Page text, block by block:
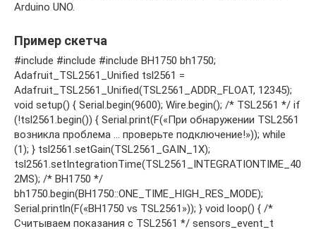
Arduino UNO.
Пример скетча
#include #include #include BH1750 bh1750;
Adafruit_TSL2561_Unified tsl2561 =
Adafruit_TSL2561_Unified(TSL2561_ADDR_FLOAT, 12345);
void setup() { Serial.begin(9600); Wire.begin(); /* TSL2561 */ if
(!tsl2561.begin()) { Serial.print(F(«При обнаружении TSL2561
возникла проблема … проверьте подключение!»)); while
(1); } tsl2561.setGain(TSL2561_GAIN_1X);
tsl2561.setIntegrationTime(TSL2561_INTEGRATIONTIME_40
2MS); /* BH1750 */
bh1750.begin(BH1750::ONE_TIME_HIGH_RES_MODE);
Serial.println(F(«BH1750 vs TSL2561»)); } void loop() { /*
Считываем показания с TSL2561 */ sensors_event_t